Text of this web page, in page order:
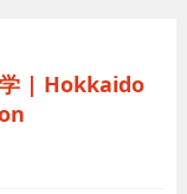
| Hokkaido